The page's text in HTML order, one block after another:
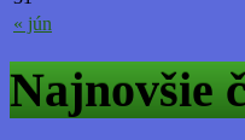
« jún
Najnovšie